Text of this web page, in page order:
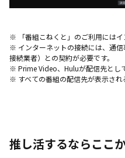
※ 「番組こねくと」のご利用にはイ
※ インターネットの接続には、通
接続業者）との契約が必要です。
※ Prime Video、Huluが配信先とし
※ すべての番組の配信先が表示され
推し活するならここ